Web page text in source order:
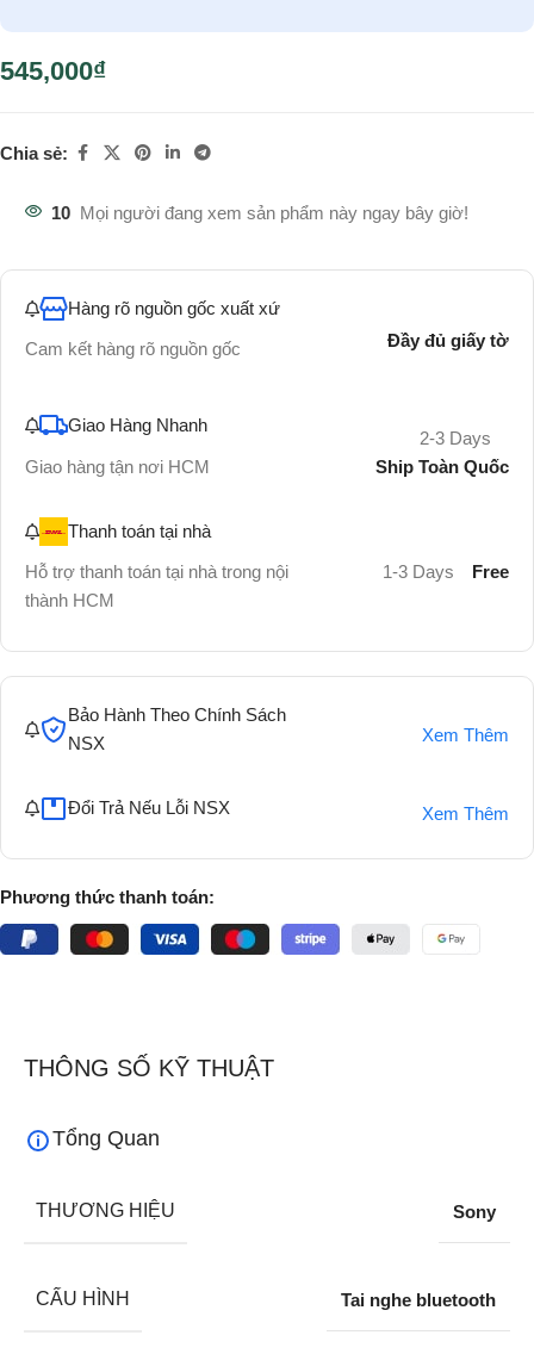
545,000₫
Chia sẻ:
10 Mọi người đang xem sản phẩm này ngay bây giờ!
Hàng rõ nguồn gốc xuất xứ
Cam kết hàng rõ nguồn gốc
Đầy đủ giấy tờ
Giao Hàng Nhanh
Giao hàng tận nơi HCM
2-3 Days
Ship Toàn Quốc
Thanh toán tại nhà
Hỗ trợ thanh toán tại nhà trong nội
thành HCM
1-3 Days Free
Bảo Hành Theo Chính Sách
NSX
Xem Thêm
Đổi Trả Nếu Lỗi NSX Xem Thêm
Phương thức thanh toán:
THÔNG SỐ KỸ THUẬT
Tổng Quan
THƯƠNG HIỆU Sony
CẤU HÌNH Tai nghe bluetooth